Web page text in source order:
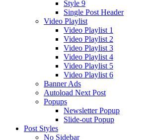
Style 9
Single Post Header
Video Playlist
Video Playlist 1
Video Playlist 2
Video Playlist 3
Video Playlist 4
Video Playlist 5
Video Playlist 6
Banner Ads
Autoload Next Post
Popups
Newsletter Popup
Slide-out Popup
Post Styles
No Sidebar